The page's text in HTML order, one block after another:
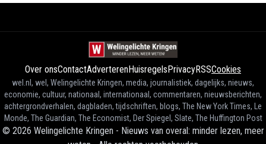
Over onsContactAdverterenHuisregelsPrivacyRSSCookies
wel.nl, wel, Welingelichte Kringen, media, journalistiek, dagelijks, nieuws,
economie, cultuur, nationaal, internationaal, commentaren, nieuwsberichten,
achtergrondverhalen, dagbladen, tijdschriften, blogs, The New York Times, Le
Monde, The Guardian, The Economist, Der Spiegel, Slate, The Huffington Post
© 2026 Welingelichte Kringen - Nieuws van overal: minder lezen, meer